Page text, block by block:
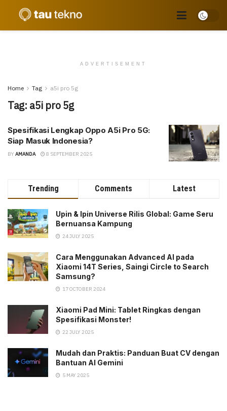
ADVERTISEMENT
Home Tag a5i pro 5g
Tag: a5i pro 5g
Spesifikasi Lengkap Oppo A5i Pro 5G:
Siap Masuk Indonesia?
BY AMANDA 8 SEPTEMBER 2025
Trending Comments Latest
Upin & Ipin Universe Rilis Global: Game Seru
Bernuansa Kampung
24 JULY 2025
Cara Menggunakan Advanced AI pada
Xiaomi 14T Series, Saingi Circle to Search
Samsung?
17 OCTOBER 2024
Xiaomi Pad Mini: Tablet Ringkas dengan
Spesifikasi Monster!
22 JULY 2025
Mudah dan Praktis: Panduan Buat CV dengan
Bantuan AI Gemini
5 MAY 2025